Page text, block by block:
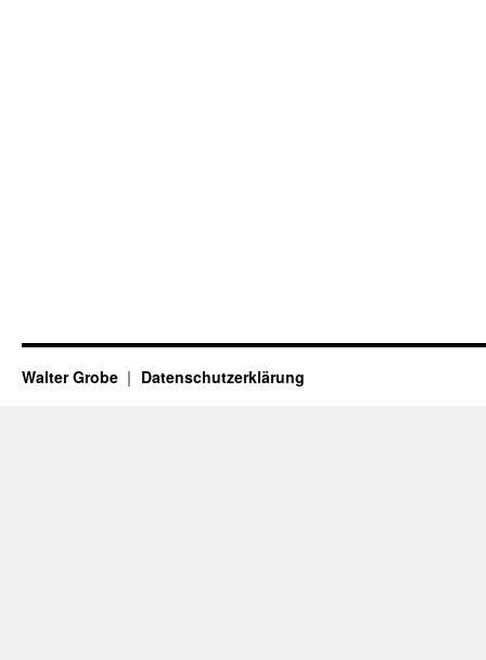
Walter Grobe Datenschutzerklärung